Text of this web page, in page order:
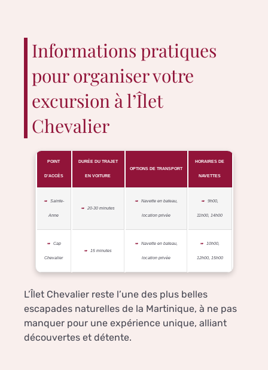
Informations pratiques
pour organiser votre
excursion à l’Îlet
Chevalier
POINT
D’ACCÈS
DURÉE DU TRAJET
EN VOITURE
OPTIONS DE TRANSPORT
HORAIRES DE
NAVETTES
Sainte-
Anne
20-30 minutes
Navette en bateau,
location privée
9h00,
11h00, 14h00
Cap
Chevalier
15 minutes
Navette en bateau,
location privée
10h00,
12h00, 15h00
L’Îlet Chevalier reste l’une des plus belles
escapades naturelles de la Martinique, à ne pas
manquer pour une expérience unique, alliant
découvertes et détente.